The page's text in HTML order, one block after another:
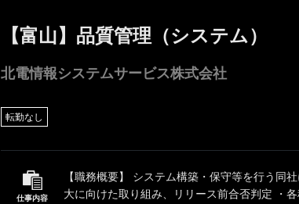
【富山】品質管理（システム）
北電情報システムサービス株式会社
転勤なし
仕事内容
【職務概要】 システム構築・保守等を行う同
大に向けた取り組み、リリース前合否判定 ・